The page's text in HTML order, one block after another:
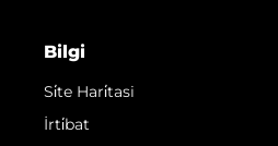
Bilgi
Si̇te Hari̇tasi
İrti̇bat